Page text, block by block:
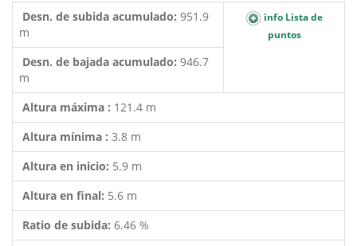
Desn. de subida acumulado: 951.9
m
info Lista de
puntos
Desn. de bajada acumulado: 946.7
m
Altura máxima : 121.4 m
Altura mínima : 3.8 m
Altura en inicio: 5.9 m
Altura en final: 5.6 m
Ratio de subida: 6.46 %